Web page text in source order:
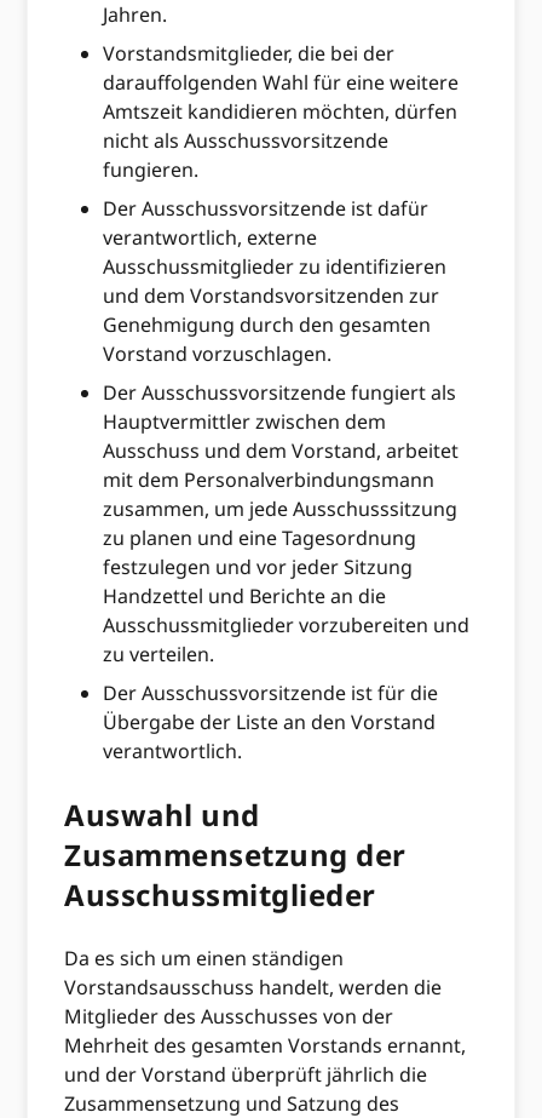
Jahren.
Vorstandsmitglieder, die bei der
darauffolgenden Wahl für eine weitere
Amtszeit kandidieren möchten, dürfen
nicht als Ausschussvorsitzende
fungieren.
Der Ausschussvorsitzende ist dafür
verantwortlich, externe
Ausschussmitglieder zu identifizieren
und dem Vorstandsvorsitzenden zur
Genehmigung durch den gesamten
Vorstand vorzuschlagen.
Der Ausschussvorsitzende fungiert als
Hauptvermittler zwischen dem
Ausschuss und dem Vorstand, arbeitet
mit dem Personalverbindungsmann
zusammen, um jede Ausschusssitzung
zu planen und eine Tagesordnung
festzulegen und vor jeder Sitzung
Handzettel und Berichte an die
Ausschussmitglieder vorzubereiten und
zu verteilen.
Der Ausschussvorsitzende ist für die
Übergabe der Liste an den Vorstand
verantwortlich.
Auswahl und
Zusammensetzung der
Ausschussmitglieder
Da es sich um einen ständigen
Vorstandsausschuss handelt, werden die
Mitglieder des Ausschusses von der
Mehrheit des gesamten Vorstands ernannt,
und der Vorstand überprüft jährlich die
Zusammensetzung und Satzung des